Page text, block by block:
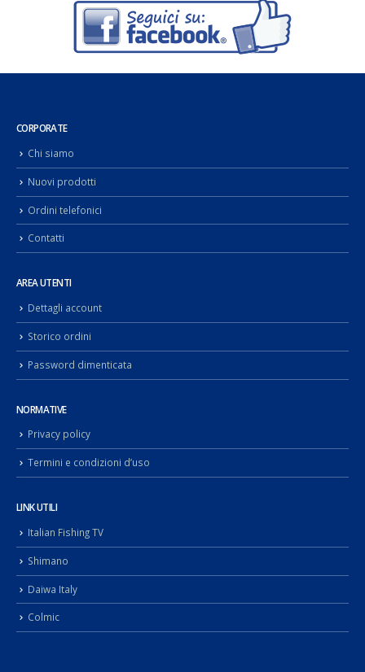
CORPORATE
Chi siamo
Nuovi prodotti
Ordini telefonici
Contatti
AREA UTENTI
Dettagli account
Storico ordini
Password dimenticata
NORMATIVE
Privacy policy
Termini e condizioni d’uso
LINK UTILI
Italian Fishing TV
Shimano
Daiwa Italy
Colmic